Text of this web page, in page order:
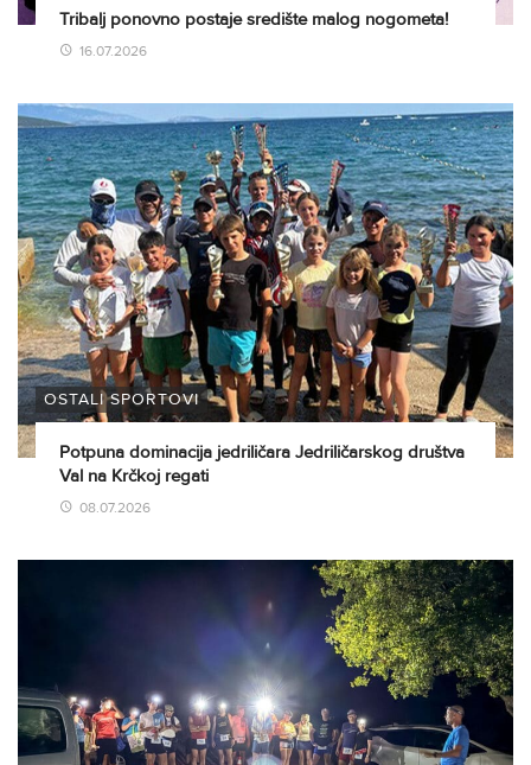
Tribalj ponovno postaje središte malog nogometa!
16.07.2026
OSTALI SPORTOVI
Potpuna dominacija jedriličara Jedriličarskog društva
Val na Krčkoj regati
08.07.2026